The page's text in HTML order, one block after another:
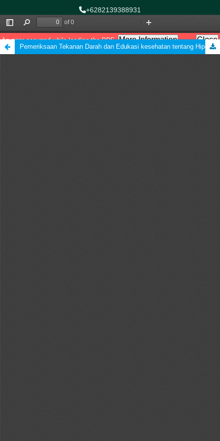
+6282139388931
asnihasaini@gmail.com
Follow Us:
Pemeriksaan Tekanan Darah dan Edukasi kesehatan tentang Hipertensi pada Lansia di PPRSLU Budi Sejahtera Kalimantan Selatan